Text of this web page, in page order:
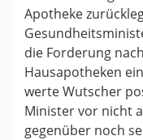
Apotheke
die Forderung
Hausapotheken
werte Wutscher
Minister vor nicht
gegenüber noch